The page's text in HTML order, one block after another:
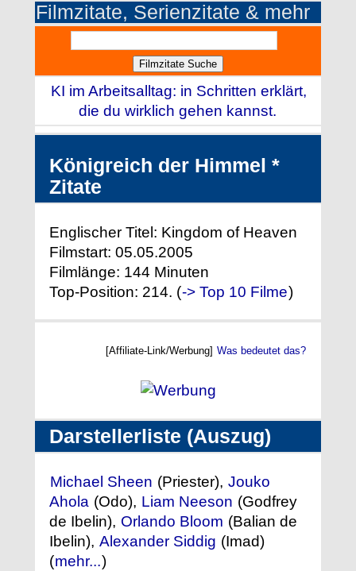
Filmzitate, Serienzitate & mehr
KI im Arbeitsalltag: in Schritten erklärt,
die du wirklich gehen kannst.
Königreich der Himmel *
Zitate
Englischer Titel: Kingdom of Heaven
Filmstart: 05.05.2005
Filmlänge: 144 Minuten
Top-Position: 214. (-> Top 10 Filme)
[Affiliate-Link/Werbung] Was bedeutet das?
Darstellerliste (Auszug)
Michael Sheen (Priester), Jouko
Ahola (Odo), Liam Neeson (Godfrey
de Ibelin), Orlando Bloom (Balian de
Ibelin), Alexander Siddig (Imad)
(mehr...)